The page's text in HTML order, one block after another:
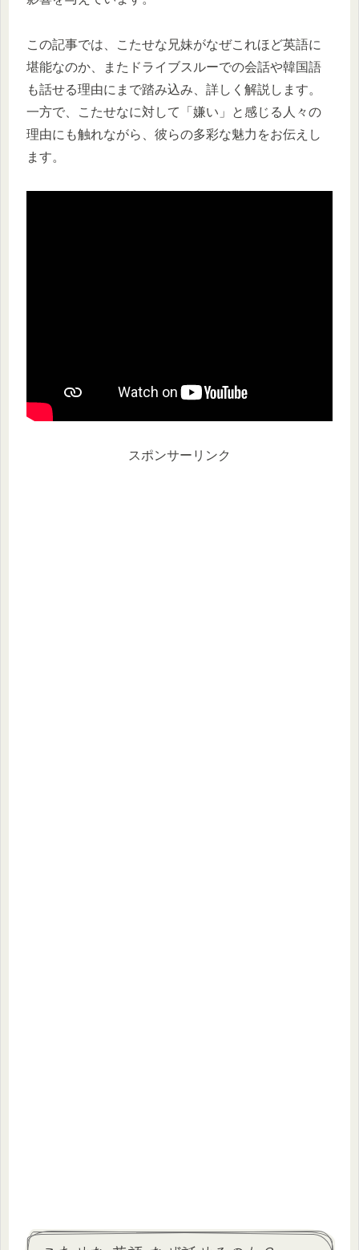
この記事では、こたせな兄妹がなぜこれほど英語に
堪能なのか、またドライブスルーでの会話や韓国語
も話せる理由にまで踏み込み、詳しく解説します。
一方で、こたせなに対して「嫌い」と感じる人々の
理由にも触れながら、彼らの多彩な魅力をお伝えし
ます。
スポンサーリンク